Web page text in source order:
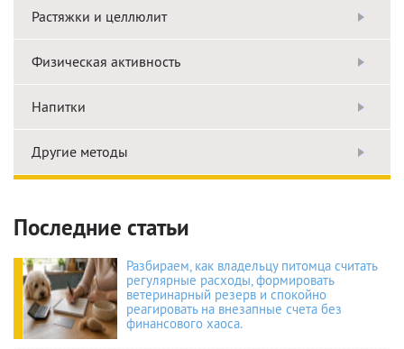
Растяжки и целлюлит
Физическая активность
Напитки
Другие методы
Последние статьи
Разбираем, как владельцу питомца считать
регулярные расходы, формировать
ветеринарный резерв и спокойно
реагировать на внезапные счета без
финансового хаоса.